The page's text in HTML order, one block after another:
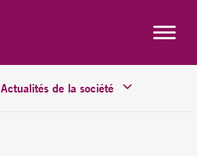
Actualités de la société